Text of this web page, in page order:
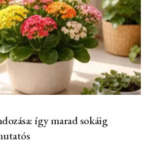
így marad sokáig